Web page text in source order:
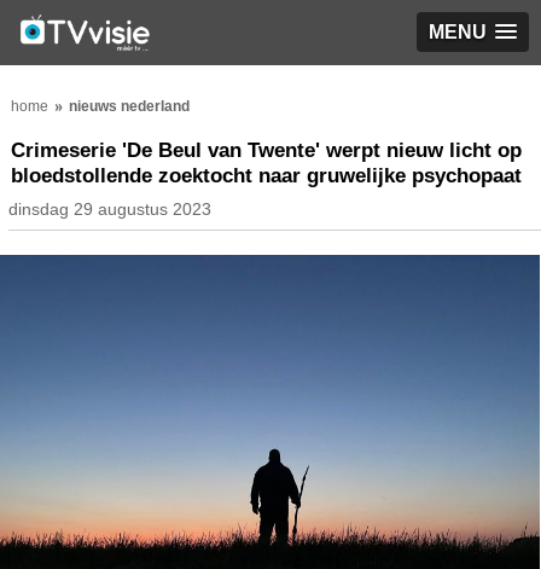
MENU
home nieuws nederland
Crimeserie 'De Beul van Twente' werpt nieuw licht op
bloedstollende zoektocht naar gruwelijke psychopaat
dinsdag 29 augustus 2023